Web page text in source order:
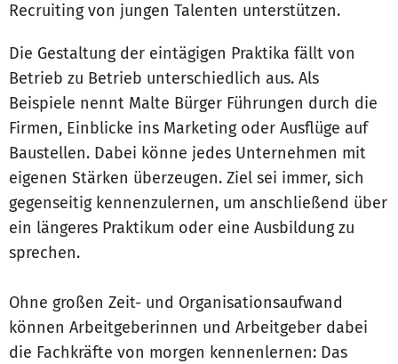
Recruiting von jungen Talenten unterstützen.
Die Gestaltung der eintägigen Praktika fällt von
Betrieb zu Betrieb unterschiedlich aus. Als
Beispiele nennt Malte Bürger Führungen durch die
Firmen, Einblicke ins Marketing oder Ausflüge auf
Baustellen. Dabei könne jedes Unternehmen mit
eigenen Stärken überzeugen. Ziel sei immer, sich
gegenseitig kennenzulernen, um anschließend über
ein längeres Praktikum oder eine Ausbildung zu
sprechen.
Ohne großen Zeit- und Organisationsaufwand
können Arbeitgeberinnen und Arbeitgeber dabei
die Fachkräfte von morgen kennenlernen: Das